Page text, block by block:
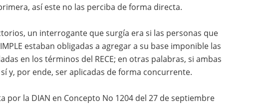
así este no las perciba de forma directa.
un interrogante que surgía era si las personas que
estaban obligadas a agregar a su base imponible las
en los términos del RECE; en otras palabras, si ambas
y, por ende, ser aplicadas de forma concurrente.
por la DIAN en Concepto No 1204 del 27 de septiembre